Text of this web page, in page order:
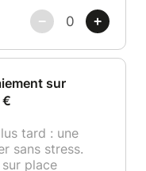
sur
€
tard : une
sans stress.
place